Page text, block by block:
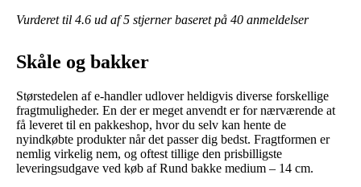
Vurderet til 4.6 ud af 5 stjerner baseret på 40 anmeldelser
Skåle og bakker
Størstedelen af e-handler udlover heldigvis diverse forskellige
fragtmuligheder. En der er meget anvendt er for nærværende at
få leveret til en pakkeshop, hvor du selv kan hente de
nyindkøbte produkter når det passer dig bedst. Fragtformen er
nemlig virkelig nem, og oftest tillige den prisbilligste
leveringsudgave ved køb af Rund bakke medium – 14 cm.